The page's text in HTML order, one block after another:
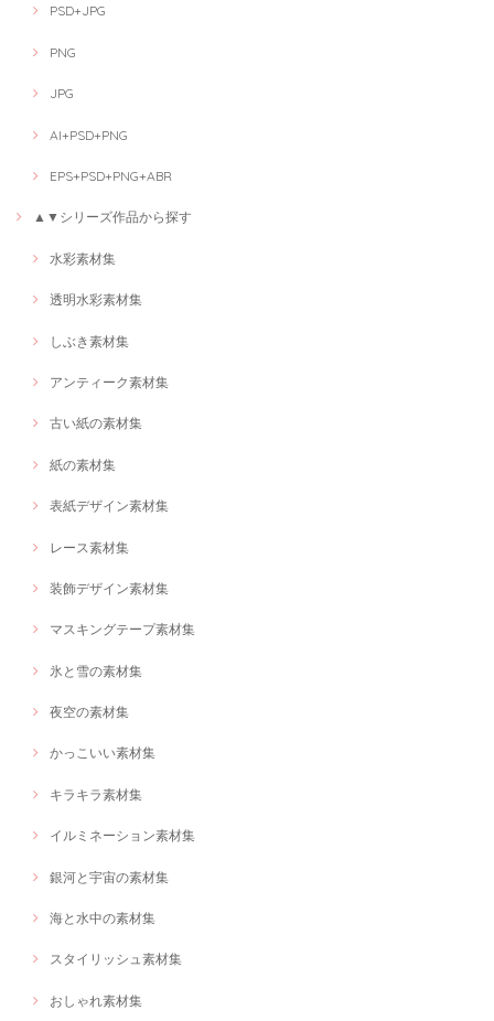
PSD+JPG
PNG
JPG
AI+PSD+PNG
EPS+PSD+PNG+ABR
▲▼シリーズ作品から探す
水彩素材集
透明水彩素材集
しぶき素材集
アンティーク素材集
古い紙の素材集
紙の素材集
表紙デザイン素材集
レース素材集
装飾デザイン素材集
マスキングテープ素材集
氷と雪の素材集
夜空の素材集
かっこいい素材集
キラキラ素材集
イルミネーション素材集
銀河と宇宙の素材集
海と水中の素材集
スタイリッシュ素材集
おしゃれ素材集